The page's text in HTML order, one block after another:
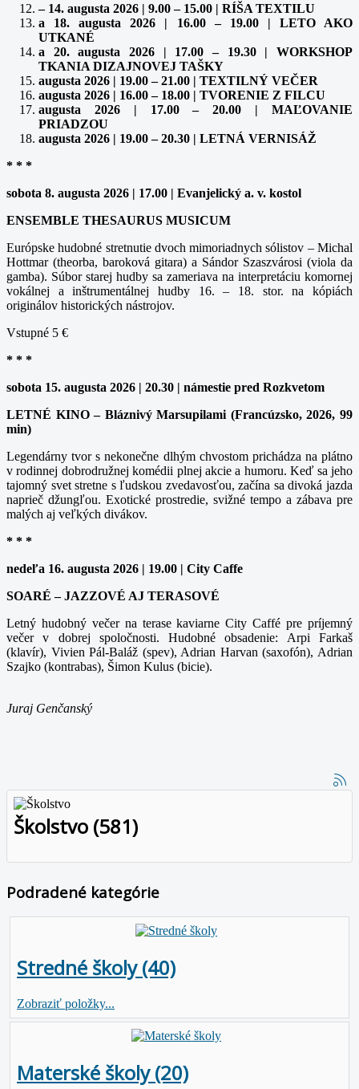
– 14. augusta 2026 | 9.00 – 15.00 | RÍŠA TEXTILU
a 18. augusta 2026 | 16.00 – 19.00 | LETO AKO
UTKANÉ
a 20. augusta 2026 | 17.00 – 19.30 | WORKSHOP
TKANIA DIZAJNOVEJ TAŠKY
augusta 2026 | 19.00 – 21.00 | TEXTILNÝ VEČER
augusta 2026 | 16.00 – 18.00 | TVORENIE Z FILCU
augusta 2026 | 17.00 – 20.00 | MAĽOVANIE
PRIADZOU
augusta 2026 | 19.00 – 20.30 | LETNÁ VERNISÁŽ
* * *
sobota 8. augusta 2026 | 17.00 | Evanjelický a. v. kostol
ENSEMBLE THESAURUS MUSICUM
Európske hudobné stretnutie dvoch mimoriadnych sólistov – Michal
Hottmar (theorba, baroková gitara) a Sándor Szaszvárosi (viola da
gamba). Súbor starej hudby sa zameriava na interpretáciu komornej
vokálnej a inštrumentálnej hudby 16. – 18. stor. na kópiách
originálov historických nástrojov.
Vstupné 5 €
* * *
sobota 15. augusta 2026 | 20.30 | námestie pred Rozkvetom
LETNÉ KINO – Bláznivý Marsupilami (Francúzsko, 2026, 99
min)
Legendárny tvor s nekonečne dlhým chvostom prichádza na plátno
v rodinnej dobrodružnej komédii plnej akcie a humoru. Keď sa jeho
tajomný svet stretne s ľudskou zvedavosťou, začína sa divoká jazda
naprieč džungľou. Exotické prostredie, svižné tempo a zábava pre
malých aj veľkých divákov.
* * *
nedeľa 16. augusta 2026 | 19.00 | City Caffe
SOARÉ – JAZZOVÉ AJ TERASOVÉ
Letný hudobný večer na terase kaviarne City Caffé pre príjemný
večer v dobrej spoločnosti. Hudobné obsadenie: Arpi Farkaš
(klavír), Vivien Pál-Baláž (spev), Adrian Harvan (saxofón), Adrian
Szajko (kontrabas), Šimon Kulus (bicie).
Juraj Genčanský
Školstvo (581)
Podradené kategórie
Stredné školy (40)
Zobraziť položky...
Materské školy (20)